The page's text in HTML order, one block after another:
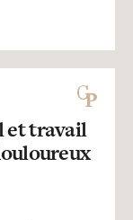
et travail